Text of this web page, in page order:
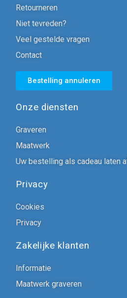
Retourneren
Niet tevreden?
Veel gestelde vragen
Contact
Bestelling annuleren
Onze diensten
Graveren
Maatwerk
Uw bestelling als cadeau laten
Privacy
Cookies
Privacy
Zakelijke klanten
Informatie
Maatwerk graveren